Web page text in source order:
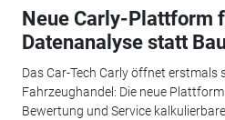
Neue Carly-Plattform
Datenanalyse statt
Das Car-Tech Carly öffnet erstmals
Fahrzeughandel: Die neue
Bewertung und Service